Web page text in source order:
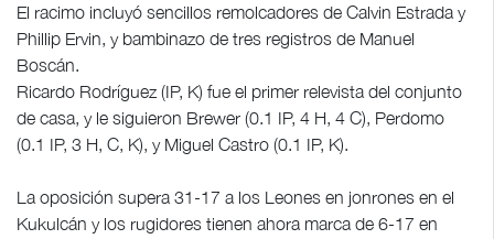
El racimo incluyó sencillos remolcadores de Calvin Estrada y
Phillip Ervin, y bambinazo de tres registros de Manuel
Boscán.
Ricardo Rodríguez (IP, K) fue el primer relevista del conjunto
de casa, y le siguieron Brewer (0.1 IP, 4 H, 4 C), Perdomo
(0.1 IP, 3 H, C, K), y Miguel Castro (0.1 IP, K).
La oposición supera 31-17 a los Leones en jonrones en el
Kukulcán y los rugidores tienen ahora marca de 6-17 en